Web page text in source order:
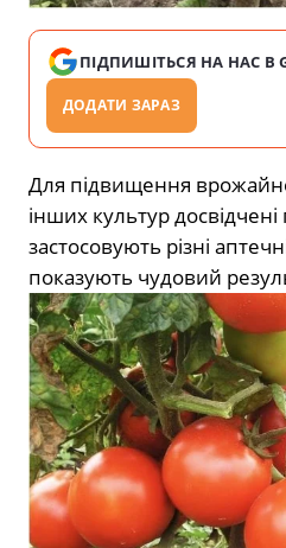
ПІДПИШІТЬСЯ НА НАС В
ДОДАТИ ЗАРАЗ
Для підвищення
інших культур
застосовують різні
показують чудовий